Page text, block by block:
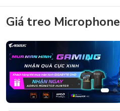
Giá treo Microphone